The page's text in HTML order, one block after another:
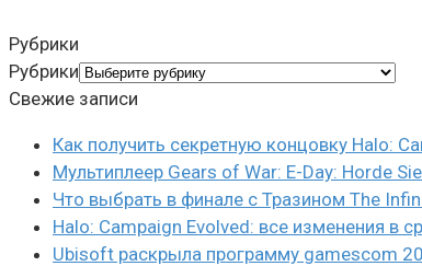
Рубрики
Рубрики
Свежие записи
Как получить секретную концовку Halo:
Мультиплеер Gears of War: E-Day: Horde
Что выбрать в финале с Тразином The
Halo: Campaign Evolved: все изменения в
Ubisoft раскрыла программу gamescom